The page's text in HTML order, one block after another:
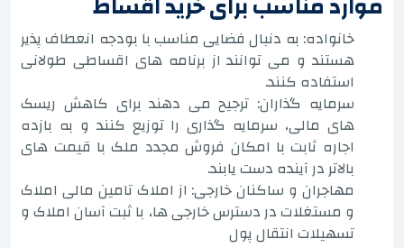
خانواده: به دنبال فضایی مناسب با بودجه انعطاف پذیر
هستند و می توانند از برنامه های اقساطی طولانی
استفاده کنند.
سرمایه گذاران: ترجیح می دهند برای کاهش ریسک
های مالی، سرمایه گذاری را توزیع کنند و به بازده
اجاره ثابت با امکان فروش مجدد ملک با قیمت های
بالاتر در آینده دست یابند.
مهاجران و ساکنان خارجی: از املاک تامین مالی املاک
و مستغلات در دسترس خارجی ها، با ثبت آسان املاک و
تسهیلات انتقال پول